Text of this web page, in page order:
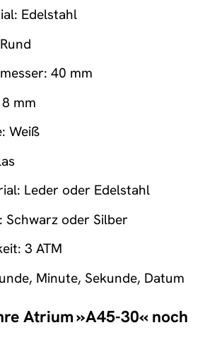
Edelstahl
40 mm
mm
Weiß
Leder oder Edelstahl
Schwarz oder Silber
3 ATM
Minute, Sekunde, Datum
Atrium »A45-30« noch